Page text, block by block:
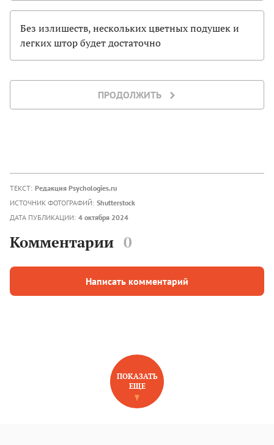
Без излишеств, нескольких цветных подушек и
легких штор будет достаточно
ПРОДОЛЖИТЬ
ТЕКСТ: Редакция Psychologies.ru
ИСТОЧНИК ФОТОГРАФИЙ: Shutterstock
ДАТА ПУБЛИКАЦИИ: 4 октября 2024
Комментарии 0
Написать комментарий
НОВОЕ НА САЙТЕ
ПОКАЗАТЬ
ЕЩЕ